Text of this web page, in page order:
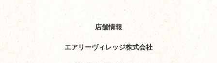
店舗情報
エアリーヴィレッジ株式会社